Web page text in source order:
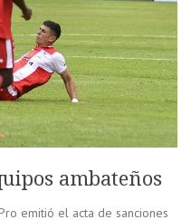
ambateños
emitió el acta de sanciones